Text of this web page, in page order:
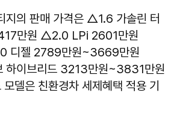
의 판매 가격은 △1.6 가솔린 터
만원 △2.0 LPi 2601만원
디젤 2789만원~3669만원
하이브리드 3213만원~3831만원
델은 친환경차 세제혜택 적용 기